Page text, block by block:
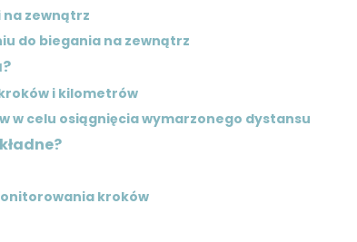
na zewnątrz
do biegania na zewnątrz
i kilometrów
w celu osiągnięcia wymarzonego dystansu
kroków